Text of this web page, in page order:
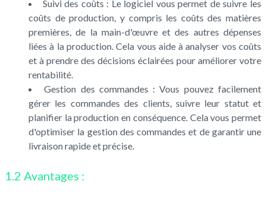
Suivi des coûts : Le logiciel vous permet de suivre les
coûts de production, y compris les coûts des matières
premières, de la main-d'œuvre et des autres dépenses
liées à la production. Cela vous aide à analyser vos coûts
et à prendre des décisions éclairées pour améliorer votre
rentabilité.
Gestion des commandes : Vous pouvez facilement
gérer les commandes des clients, suivre leur statut et
planifier la production en conséquence. Cela vous permet
d'optimiser la gestion des commandes et de garantir une
livraison rapide et précise.
1.2 Avantages :